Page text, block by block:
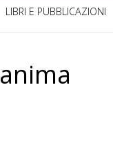
LIBRI E PUBBLICAZIONI
anima